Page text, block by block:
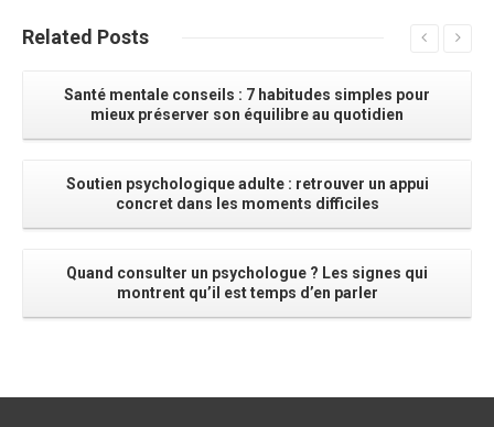
Related Posts
Santé mentale conseils : 7 habitudes simples pour
mieux préserver son équilibre au quotidien
Soutien psychologique adulte : retrouver un appui
concret dans les moments difficiles
Quand consulter un psychologue ? Les signes qui
montrent qu’il est temps d’en parler